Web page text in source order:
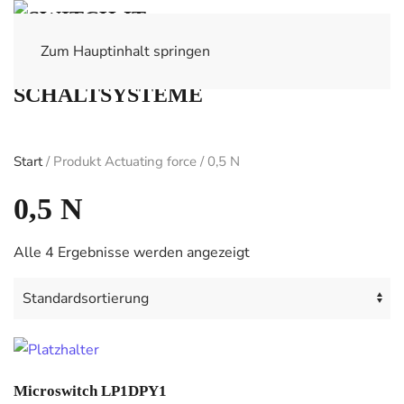
Zum Hauptinhalt springen
Start/ Produkt Actuating force / 0,5 N
0,5 N
Alle 4 Ergebnisse werden angezeigt
Microswitch LP1DPY1